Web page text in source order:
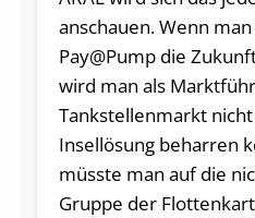
anschauen. Wenn
Pay@Pump die
wird man als
Tankstellenmarkt
Insellösung beharren
müsste man auf die
Gruppe der